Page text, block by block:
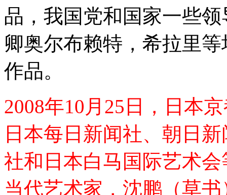
品，我国党和国家一些
卿奥尔布赖特，希拉里
作品。
2008年10月25日，日本
日本每日新闻社、朝日
社和日本白马国际艺术
当代艺术家，沈鹏（草